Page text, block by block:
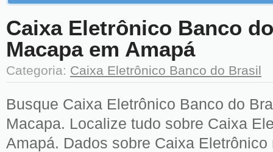
Caixa Eletrônico Banco
Macapa em Amapá
Categoria: Caixa Eletrônico Banco do Brasil
Busque Caixa Eletrônico Banco do
Macapa. Localize tudo sobre Caixa
Amapá. Dados sobre Caixa Eletrônico